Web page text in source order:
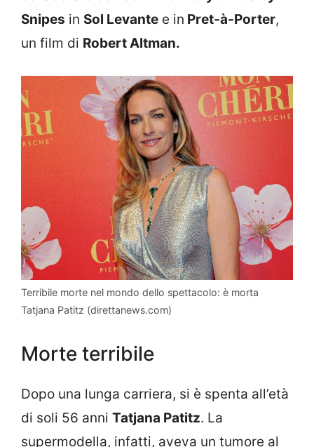
Snipes in Sol Levante e in Pret-à-Porter,
un film di Robert Altman.
Terribile morte nel mondo dello spettacolo: è morta
Tatjana Patitz (direttanews.com)
Morte terribile
Dopo una lunga carriera, si è spenta all’età
di soli 56 anni Tatjana Patitz. La
supermodella, infatti, aveva un tumore al